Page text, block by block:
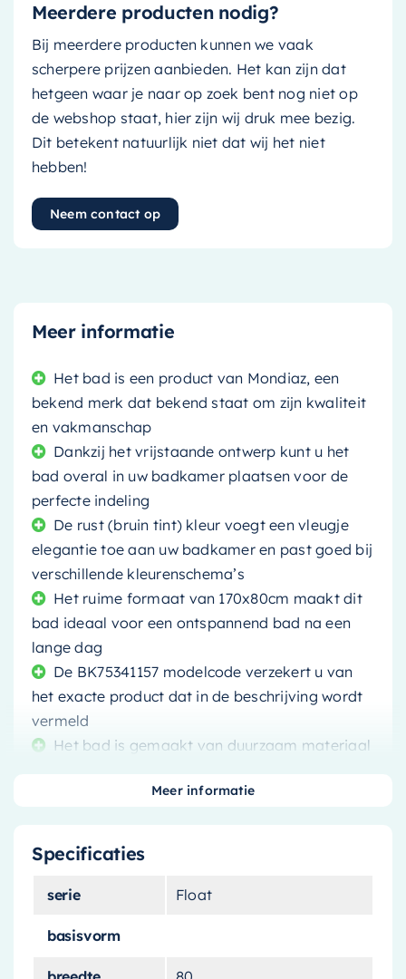
Meerdere producten nodig?
Bij meerdere producten kunnen we vaak
scherpere prijzen aanbieden. Het kan zijn dat
hetgeen waar je naar op zoek bent nog niet op
de webshop staat, hier zijn wij druk mee bezig.
Dit betekent natuurlijk niet dat wij het niet
hebben!
Neem contact op
Meer informatie
Het bad is een product van Mondiaz, een
bekend merk dat bekend staat om zijn kwaliteit
en vakmanschap
Dankzij het vrijstaande ontwerp kunt u het
bad overal in uw badkamer plaatsen voor de
perfecte indeling
De rust (bruin tint) kleur voegt een vleugje
elegantie toe aan uw badkamer en past goed bij
verschillende kleurenschema’s
Het ruime formaat van 170x80cm maakt dit
bad ideaal voor een ontspannend bad na een
lange dag
De BK75341157 modelcode verzekert u van
het exacte product dat in de beschrijving wordt
vermeld
Het bad is gemaakt van duurzaam materiaal
tand des tijds zal doorstaan
een hoger niveau te tillen? Kijk dan niet verder
Specificaties
serie Float
basisvorm
Meer informatie